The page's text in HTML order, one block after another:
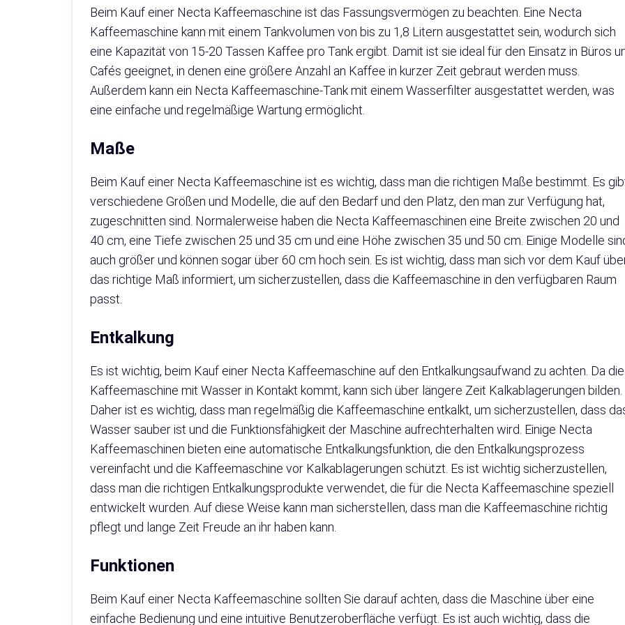
Beim Kauf einer Necta Kaffeemaschine ist das Fassungsvermögen zu beachten. Eine Necta
Kaffeemaschine kann mit einem Tankvolumen von bis zu 1,8 Litern ausgestattet sein, wodurch sich
eine Kapazität von 15-20 Tassen Kaffee pro Tank ergibt. Damit ist sie ideal für den Einsatz in Büros
Cafés geeignet, in denen eine größere Anzahl an Kaffee in kurzer Zeit gebraut werden muss.
Außerdem kann ein Necta Kaffeemaschine-Tank mit einem Wasserfilter ausgestattet werden, was
eine einfache und regelmäßige Wartung ermöglicht.
Maße
Beim Kauf einer Necta Kaffeemaschine ist es wichtig, dass man die richtigen Maße bestimmt. Es
verschiedene Größen und Modelle, die auf den Bedarf und den Platz, den man zur Verfügung hat,
zugeschnitten sind. Normalerweise haben die Necta Kaffeemaschinen eine Breite zwischen 20 und
40 cm, eine Tiefe zwischen 25 und 35 cm und eine Höhe zwischen 35 und 50 cm. Einige Modelle
auch größer und können sogar über 60 cm hoch sein. Es ist wichtig, dass man sich vor dem Kauf
das richtige Maß informiert, um sicherzustellen, dass die Kaffeemaschine in den verfügbaren Raum
passt.
Entkalkung
Es ist wichtig, beim Kauf einer Necta Kaffeemaschine auf den Entkalkungsaufwand zu achten. Da die
Kaffeemaschine mit Wasser in Kontakt kommt, kann sich über längere Zeit Kalkablagerungen bilden.
Daher ist es wichtig, dass man regelmäßig die Kaffeemaschine entkalkt, um sicherzustellen, dass
Wasser sauber ist und die Funktionsfähigkeit der Maschine aufrechterhalten wird. Einige Necta
Kaffeemaschinen bieten eine automatische Entkalkungsfunktion, die den Entkalkungsprozess
vereinfacht und die Kaffeemaschine vor Kalkablagerungen schützt. Es ist wichtig sicherzustellen,
dass man die richtigen Entkalkungsprodukte verwendet, die für die Necta Kaffeemaschine speziell
entwickelt wurden. Auf diese Weise kann man sicherstellen, dass man die Kaffeemaschine richtig
pflegt und lange Zeit Freude an ihr haben kann.
Funktionen
Beim Kauf einer Necta Kaffeemaschine sollten Sie darauf achten, dass die Maschine über eine
einfache Bedienung und eine intuitive Benutzeroberfläche verfügt. Es ist auch wichtig, dass die